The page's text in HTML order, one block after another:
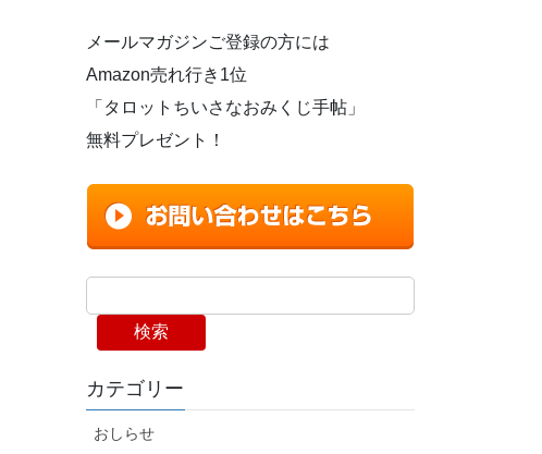
メールマガジンご登録の方には
Amazon売れ行き1位
「タロットちいさなおみくじ手帖」
無料プレゼント！
検索
カテゴリー
おしらせ